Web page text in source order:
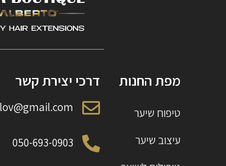
מפת החנות
טיפוח שיער
עיצוב שיער
דרכי יצירת קשר
050-693-0903